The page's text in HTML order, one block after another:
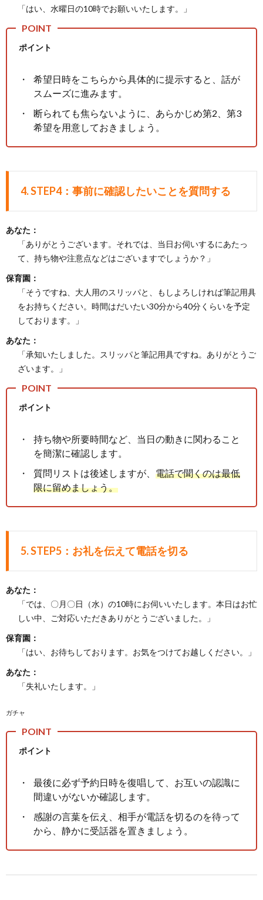
「はい、水曜日の10時でお願いいたします。」
ポイント
希望日時をこちらから具体的に提示すると、話が
スムーズに進みます。
断られても焦らないように、あらかじめ第2、第3
希望を用意しておきましょう。
4.STEP4：事前に確認したいことを質問する
あなた：
「ありがとうございます。それでは、当日お伺いするにあたっ
て、持ち物や注意点などはございますでしょうか？」
保育園：
「そうですね、大人用のスリッパと、もしよろしければ筆記用具
をお持ちください。時間はだいたい30分から40分くらいを予定
しております。」
あなた：
「承知いたしました。スリッパと筆記用具ですね。ありがとうご
ざいます。」
ポイント
持ち物や所要時間など、当日の動きに関わること
を簡潔に確認します。
質問リストは後述しますが、 電話で聞くのは最低
限に留めましょう。
5.STEP5：お礼を伝えて電話を切る
あなた：
「では、〇月〇日（水）の10時にお伺いいたします。本日はお忙
しい中、ご対応いただきありがとうございました。」
保育園：
「はい、お待ちしております。お気をつけてお越しください。」
あなた：
「失礼いたします。」
ガチャ
ポイント
最後に必ず予約日時を復唱して、お互いの認識に
間違いがないか確認します。
感謝の言葉を伝え、相手が電話を切るのを待って
から、静かに受話器を置きましょう。